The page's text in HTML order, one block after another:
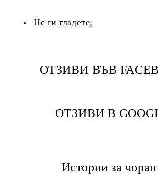
Не ги гладете;
ОТЗИВИ ВЪВ
ОТЗИВИ В
Истории за